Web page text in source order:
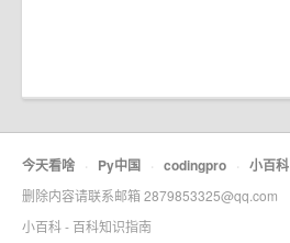
今天看啥 · Py中国 · codingpro · 小百科
删除内容请联系邮箱 2879853325@qq.com
小百科 - 百科知识指南